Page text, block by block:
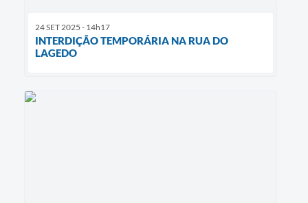
24 SET 2025 - 14h17
INTERDIÇÃO TEMPORÁRIA NA RUA DO
LAGEDO